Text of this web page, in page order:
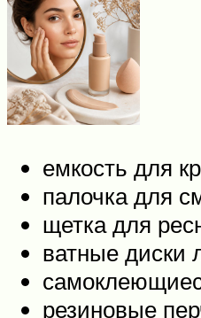
емкость для
палочка для
щетка для
ватные диски
резиновые